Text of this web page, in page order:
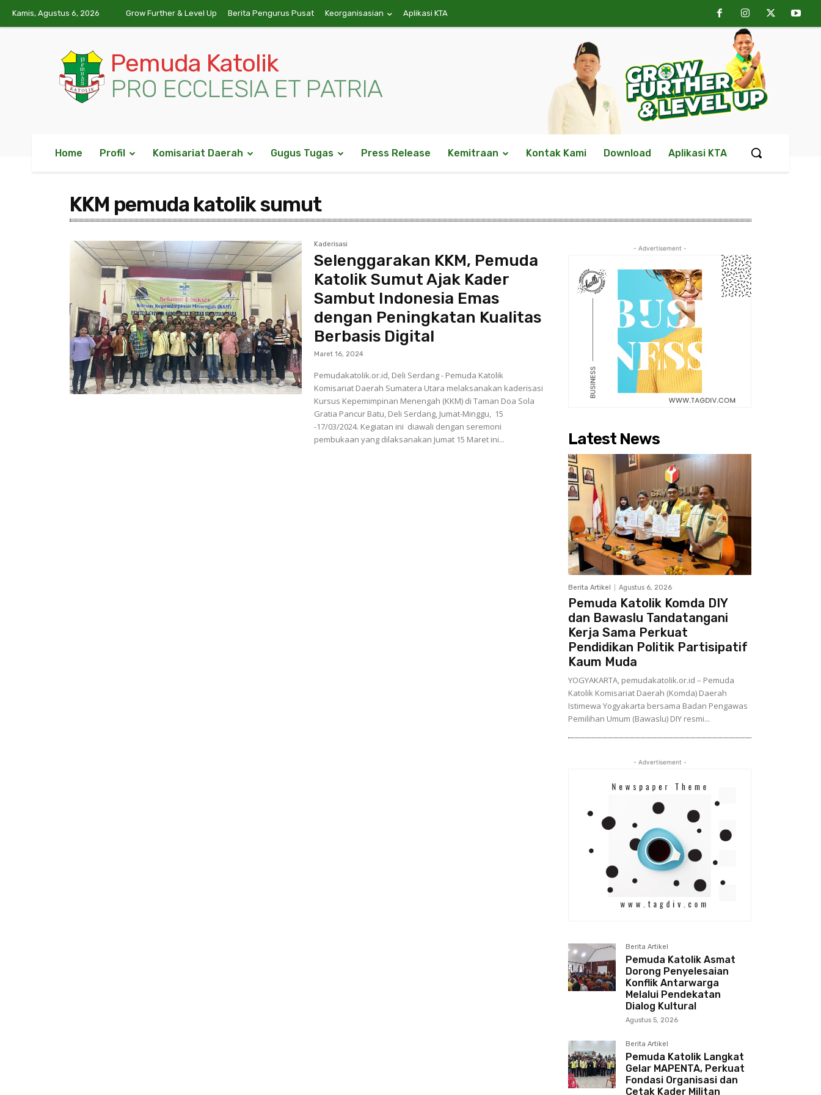
Kamis, Agustus 6, 2026 Grow Further & Level Up Berita Pengurus Pusat Keorganisasian Aplikasi KTA
Pemuda Katolik
PRO ECCLESIA ET PATRIA
Home Profil Komisariat Daerah Gugus Tugas Press Release Kemitraan Kontak Kami Download Aplikasi KTA
KKM pemuda katolik sumut
Kaderisasi
Selenggarakan KKM, Pemuda
Katolik Sumut Ajak Kader
Sambut Indonesia Emas
dengan Peningkatan Kualitas
Berbasis Digital
Maret 16, 2024
Pemudakatolik.or.id, Deli Serdang - Pemuda Katolik
Komisariat Daerah Sumatera Utara melaksanakan kaderisasi
Kursus Kepemimpinan Menengah (KKM) di Taman Doa Sola
Gratia Pancur Batu, Deli Serdang, Jumat-Minggu, 15
-17/03/2024. Kegiatan ini diawali dengan seremoni
pembukaan yang dilaksanakan Jumat 15 Maret ini...
- Advertisement -
Latest News
Berita Artikel Agustus 6, 2026
Pemuda Katolik Komda DIY
dan Bawaslu Tandatangani
Kerja Sama Perkuat
Pendidikan Politik Partisipatif
Kaum Muda
YOGYAKARTA, pemudakatolik.or.id – Pemuda
Katolik Komisariat Daerah (Komda) Daerah
Istimewa Yogyakarta bersama Badan Pengawas
Pemilihan Umum (Bawaslu) DIY resmi...
- Advertisement -
Berita Artikel
Pemuda Katolik Asmat
Dorong Penyelesaian
Konflik Antarwarga
Melalui Pendekatan
Dialog Kultural
Agustus 5, 2026
Berita Artikel
Pemuda Katolik Langkat
Gelar MAPENTA, Perkuat
Fondasi Organisasi dan
Cetak Kader Militan